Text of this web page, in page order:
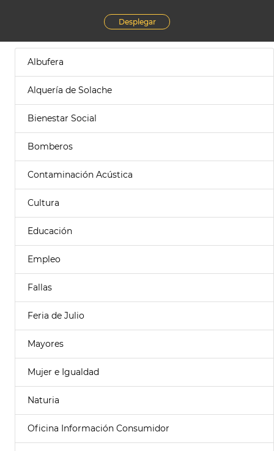
Desplegar
Albufera
Alquería de Solache
Bienestar Social
Bomberos
Contaminación Acústica
Cultura
Educación
Empleo
Fallas
Feria de Julio
Mayores
Mujer e Igualdad
Naturia
Oficina Información Consumidor